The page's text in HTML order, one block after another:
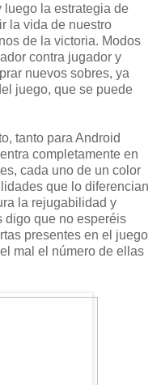
luego la estrategia de
la vida de nuestro
de la victoria. Modos
contra jugador y
nuevos sobres, ya
juego, que se puede
tanto para Android
completamente en
cada uno de un color
que lo diferencian
la rejugabilidad y
digo que no esperéis
presentes en el juego
mal el número de ellas